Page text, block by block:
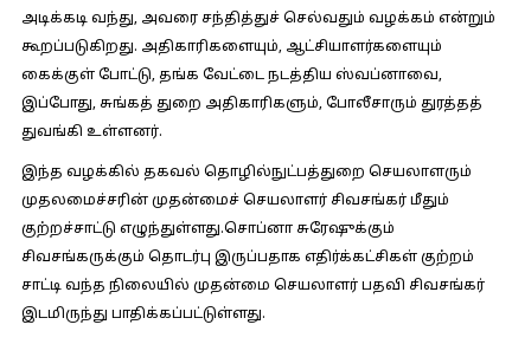
அடிக்கடி வந்து, அவரை சந்தித்துச் செல்வதும் வழக்கம் என்றும்
கூறப்படுகிறது. அதிகாரிகளையும், ஆட்சியாளர்களையும்
கைக்குள் போட்டு, தங்க வேட்டை நடத்திய ஸ்வப்னாவை,
இப்போது, சுங்கத் துறை அதிகாரிகளும், போலீசாரும் துரத்தத்
துவங்கி உள்ளனர்.
இந்த வழக்கில் தகவல் தொழில்நுட்பத்துறை செயலாளரும்
முதலமைச்சரின் முதன்மைச் செயலாளர் சிவசங்கர் மீதும்
குற்றச்சாட்டு எழுந்துள்ளது.சொப்னா சுரேஷுக்கும்
சிவசங்கருக்கும் தொடர்பு இருப்பதாக எதிர்க்கட்சிகள் குற்றம்
சாட்டி வந்த நிலையில் முதன்மை செயலாளர் பதவி சிவசங்கர்
இடமிருந்து பாதிக்கப்பட்டுள்ளது.